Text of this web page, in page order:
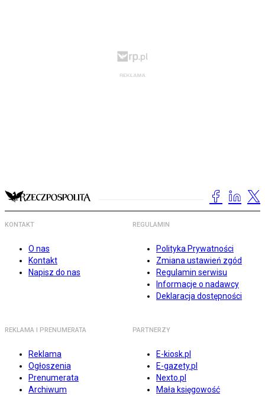
KONTAKT
O nas
Kontakt
Napisz do nas
REGULAMIN
Polityka Prywatności
Zmiana ustawień zgód
Regulamin serwisu
Informacje o nadawcy
Deklaracja dostępności
REKLAMA I PRENUMERATA
Reklama
Ogłoszenia
Prenumerata
Archiwum
PARTNERZY
E-kiosk.pl
E-gazety.pl
Nexto.pl
Mała księgowość